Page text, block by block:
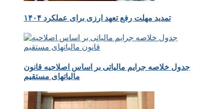
تمدید مهلت رفع تعهد ارزی برای عملکرد ۱۴۰۴
جدول خلاصه جرایم مالیاتی بر اساس اصلاحیه قانون
مالیاتهای مستقیم